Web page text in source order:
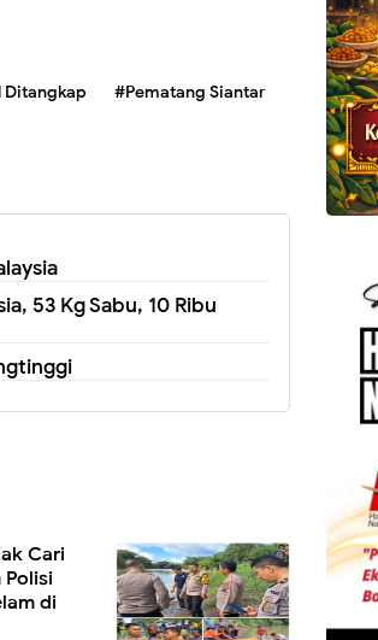
Ditangkap
#Pematang Siantar
53 Kg Sabu, 10 Ribu
Cari
di